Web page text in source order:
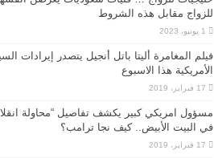
للزواج مقابل هذه الشروط
1 يونيو، 2023
فيلم المغامرة أليتا‭ ‬باتل أنجيل يتصدر إيرادات
الأمريكية هذا الاسبوع
17 فبراير، 2019
مسؤول امريكي كبير يكشف تفاصيل “محاولة
في البيت الأبيض.. كيف نجا ترامب؟
17 فبراير، 2019